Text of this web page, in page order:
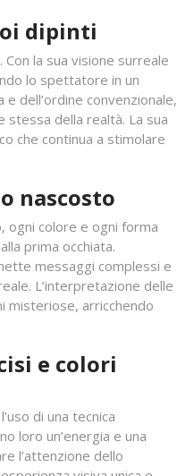
dipinti
la sua visione surreale
lo spettatore in un
dell’ordine convenzionale,
della realtà. La sua
che continua a stimolare
nascosto
ogni colore e ogni forma
prima occhiata.
messaggi complessi e
L’interpretazione delle
misteriose, arricchendo
e colori
di una tecnica
loro un’energia e una
l’attenzione dello